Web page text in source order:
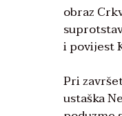
obraz
i povijest
Pri
ustaška